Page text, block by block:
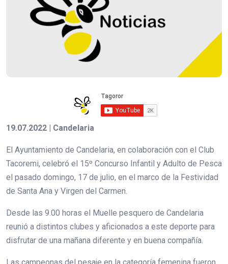
19.07.2022 | Candelaria
El Ayuntamiento de Candelaria, en colaboración con el Club
Tacoremi, celebró el 15º Concurso Infantil y Adulto de Pesca
el pasado domingo, 17 de julio, en el marco de la Festividad
de Santa Ana y Virgen del Carmen.
Desde las 9.00 horas el Muelle pesquero de Candelaria
reunió a distintos clubes y aficionados a este deporte para
disfrutar de una mañana diferente y en buena compañía.